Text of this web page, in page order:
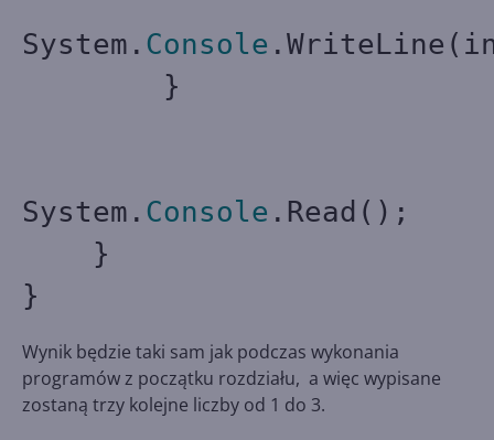
System. Console
}
System. Console .Read();
}
}
Wynik będzie taki sam jak podczas wykonania
programów z początku rozdziału, a więc wypisane
zostaną trzy kolejne liczby od 1 do 3.